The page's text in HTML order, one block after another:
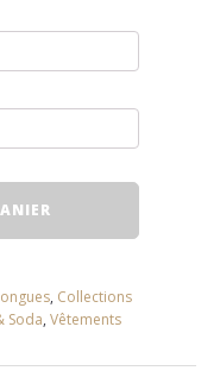
, Collections
Soda, Vêtements